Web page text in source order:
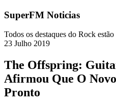
SuperFM Noticias
Todos os destaques do Rock
23 Julho 2019
The Offspring:
Afirmou Que O
Pronto